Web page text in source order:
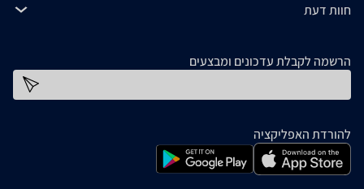
חוות דעת
הרשמה לקבלת עדכונים ומבצעים
להורדת האפליקציה